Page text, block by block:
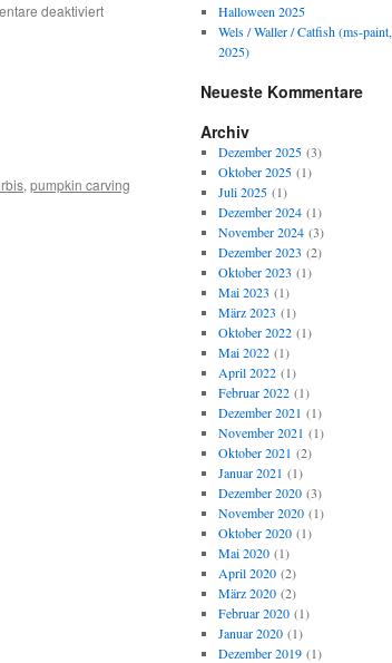
deaktiviertfür
in
, pumpkin carving
Halloween 2025
Wels / Waller / Catfish (ms-paint,
2025)
Neueste Kommentare
Archiv
Dezember 2025(3)
Oktober 2025(1)
Juli 2025(1)
Dezember 2024(1)
November 2024(3)
Dezember 2023 (2)
Oktober 2023 (1)
Mai 2023 (1)
März 2023 (1)
Oktober 2022(1)
Mai 2022(1)
April 2022(1)
Februar 2022(1)
Dezember 2021 (1)
November 2021 (1)
Oktober 2021 (2)
Januar 2021 (1)
Dezember 2020(3)
November 2020(1)
Oktober 2020(1)
Mai 2020(1)
April 2020(2)
März 2020(2)
Februar 2020(1)
Januar 2020(1)
Dezember 2019(1)